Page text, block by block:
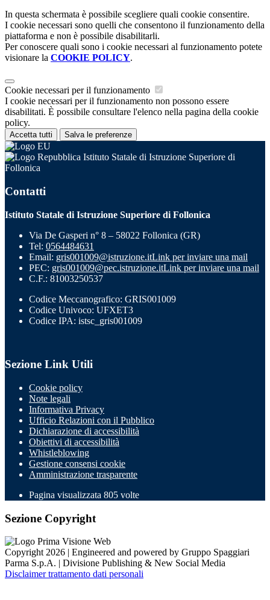
In questa schermata è possibile scegliere quali cookie consentire.
I cookie necessari sono quelli che consentono il funzionamento della
piattaforma e non è possibile disabilitarli.
Per conoscere quali sono i cookie necessari al funzionamento potete
visionare la COOKIE POLICY.
Cookie necessari per il funzionamento
I cookie necessari per il funzionamento non possono essere
disabilitati. È possibile consultare l'elenco nella pagina della cookie
policy.
Accetta tutti Salva le preferenze
Istituto Statale di Istruzione Superiore di
Follonica
Contatti
Istituto Statale di Istruzione Superiore di Follonica
Via De Gasperi n° 8 – 58022 Follonica (GR)
Tel: 0564484631
Email: gris001009@istruzione.itLink per inviare una mail
PEC: gris001009@pec.istruzione.itLink per inviare una mail
C.F.: 81003250537
Codice Meccanografico: GRIS001009
Codice Univoco: UFXET3
Codice IPA: istsc_gris001009
Sezione Link Utili
Cookie policy
Note legali
Informativa Privacy
Ufficio Relazioni con il Pubblico
Dichiarazione di accessibilità
Obiettivi di accessibilità
Whistleblowing
Gestione consensi cookie
Amministrazione trasparente
Pagina visualizzata 805 volte
Sezione Copyright
Copyright 2026 | Engineered and powered by Gruppo Spaggiari
Parma S.p.A. | Divisione Publishing & New Social Media
Disclaimer trattamento dati personali